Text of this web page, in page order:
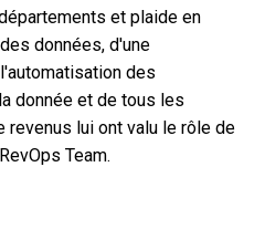
et plaide en
données, d'une
des
donnée et de tous les
lui ont valu le rôle de
Team.